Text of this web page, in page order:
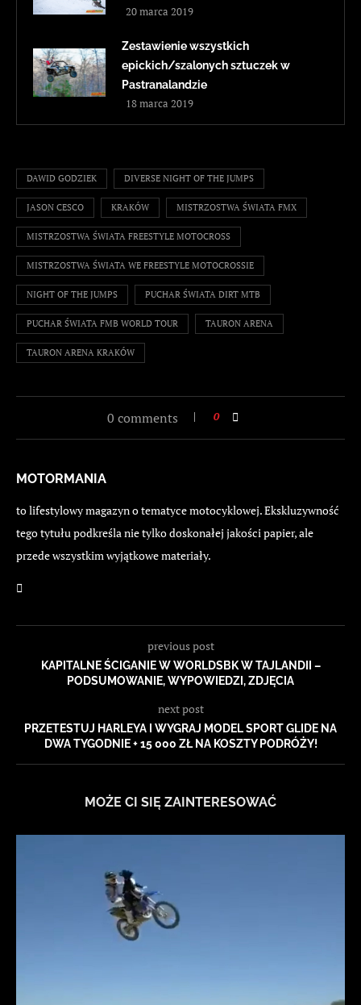
20 marca 2019
Zestawienie wszystkich
epickich/szalonych sztuczek w
Pastranalandzie
18 marca 2019
DAWID GODZIEK DIVERSE NIGHT OF THE JUMPS
JASON CESCO KRAKÓW MISTRZOSTWA ŚWIATA FMX
MISTRZOSTWA ŚWIATA FREESTYLE MOTOCROSS
MISTRZOSTWA ŚWIATA WE FREESTYLE MOTOCROSSIE
NIGHT OF THE JUMPS PUCHAR ŚWIATA DIRT MTB
PUCHAR ŚWIATA FMB WORLD TOUR TAURON ARENA
TAURON ARENA KRAKÓW
0 comments 0
MOTORMANIA
to lifestylowy magazyn o tematyce motocyklowej. Ekskluzywność
tego tytułu podkreśla nie tylko doskonałej jakości papier, ale
przede wszystkim wyjątkowe materiały.
previous post
KAPITALNE ŚCIGANIE W WORLDSBK W TAJLANDII –
PODSUMOWANIE, WYPOWIEDZI, ZDJĘCIA
next post
PRZETESTUJ HARLEYA I WYGRAJ MODEL SPORT GLIDE NA
DWA TYGODNIE + 15 000 ZŁ NA KOSZTY PODRÓŻY!
MOŻE CI SIĘ ZAINTERESOWAĆ